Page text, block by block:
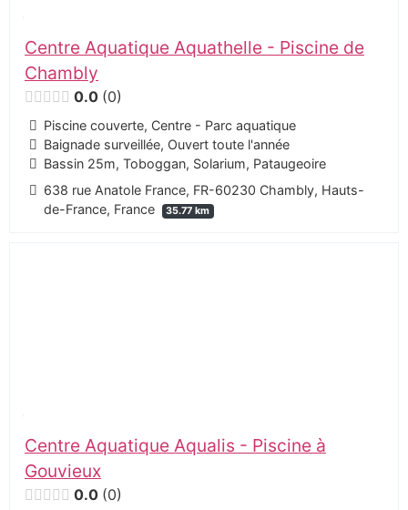
Centre Aquatique Aquathelle - Piscine de
Chambly
0.0 0
Piscine couverte, Centre - Parc aquatique
Baignade surveillée, Ouvert toute l'année
Bassin 25m, Toboggan, Solarium, Pataugeoire
638 rue Anatole France, FR-60230 Chambly, Hauts-
de-France, France
35.77 km
Centre Aquatique Aqualis - Piscine à
Gouvieux
0.0 0